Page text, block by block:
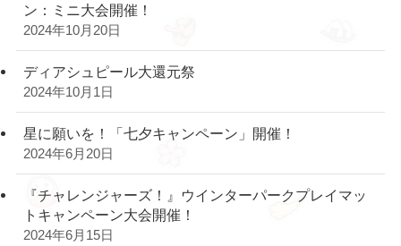
ン：ミニ大会開催！
2024年10月20日
ディアシュピール大還元祭
2024年10月1日
星に願いを！「七夕キャンペーン」開催！
2024年6月20日
『チャレンジャーズ！』ウインターパークプレイマッ
トキャンペーン大会開催！
2024年6月15日